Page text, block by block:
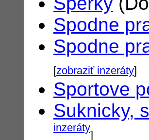
Spodne
Spodne
[zobraziť inzeráty]
Sportove
Suknicky,
inzeráty]